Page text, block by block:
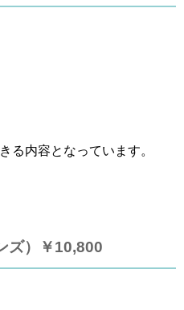
る内容となっています。
ズ）￥10,800